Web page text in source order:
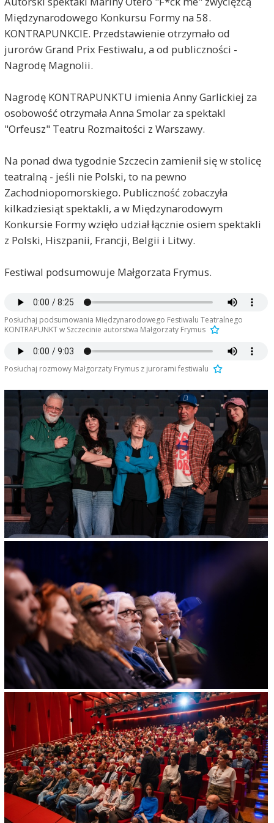
Międzynarodowego Konkursu Formy na 58.
KONTRAPUNKCIE. Przedstawienie otrzymało od
jurorów Grand Prix Festiwalu, a od publiczności -
Nagrodę Magnolii.
Nagrodę KONTRAPUNKTU imienia Anny Garlickiej za
osobowość otrzymała Anna Smolar za spektakl
"Orfeusz" Teatru Rozmaitości z Warszawy.
Na ponad dwa tygodnie Szczecin zamienił się w stolicę
teatralną - jeśli nie Polski, to na pewno
Zachodniopomorskiego. Publiczność zobaczyła
kilkadziesiąt spektakli, a w Międzynarodowym
Konkursie Formy wzięło udział łącznie osiem spektakli
z Polski, Hiszpanii, Francji, Belgii i Litwy.
Festiwal podsumowuje Małgorzata Frymus.
Posłuchaj podsumowania Międzynarodowego Festiwalu Teatralnego
KONTRAPUNKT w Szczecinie autorstwa Małgorzaty Frymus
Posłuchaj rozmowy Małgorzaty Frymus z jurorami festiwalu